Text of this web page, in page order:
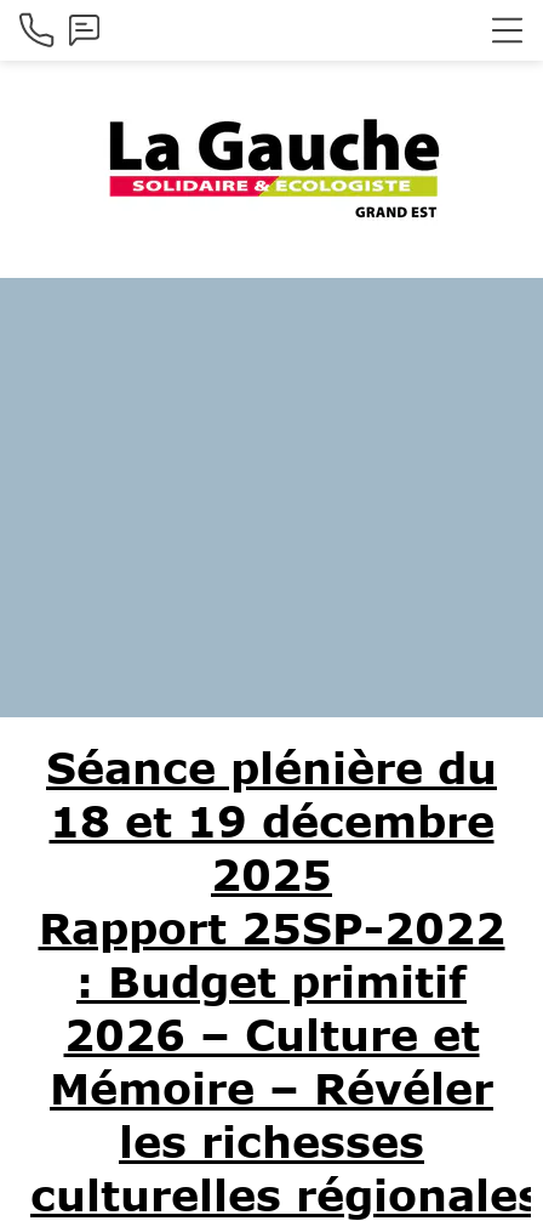
Séance plénière du
18 et 19 décembre
2025
Rapport 25SP-2022
: Budget primitif
2026 – Culture et
Mémoire – Révéler
les richesses
culturelles régionales